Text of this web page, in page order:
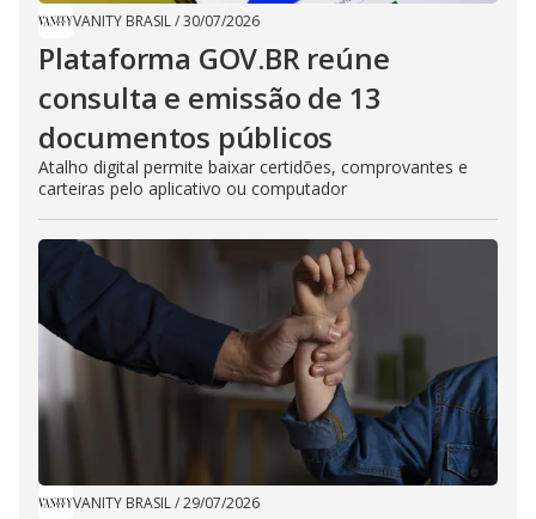
VANITY BRASIL/30/07/2026
Plataforma GOV.BR reúne
consulta e emissão de 13
documentos públicos
Atalho digital permite baixar certidões, comprovantes e
carteiras pelo aplicativo ou computador
VANITY BRASIL/29/07/2026